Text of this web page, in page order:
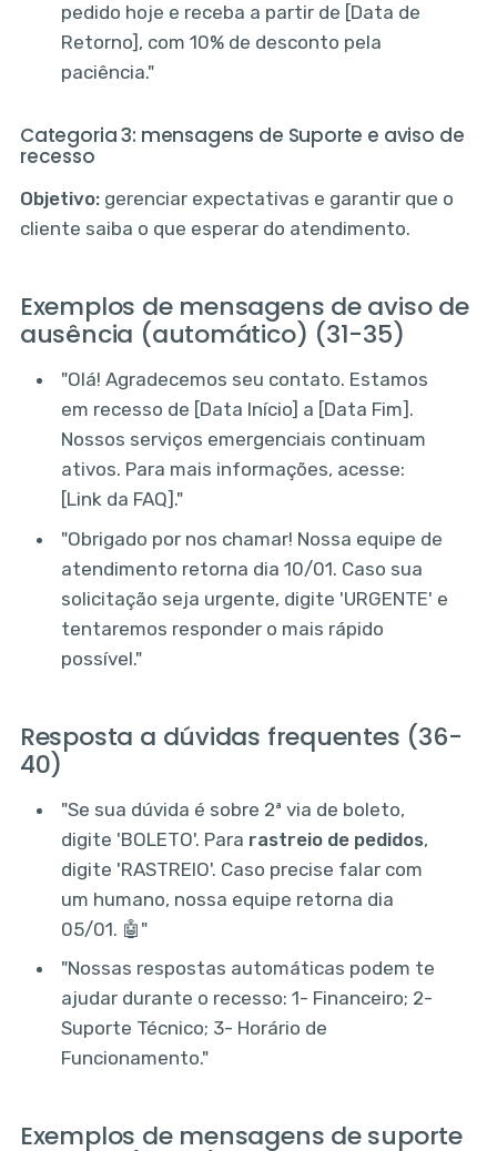
pedido hoje e receba a partir de [Data de
Retorno], com 10% de desconto pela
paciência."
Categoria 3: mensagens de Suporte e aviso de
recesso
Objetivo:gerenciar expectativas e garantir que o
cliente saiba o que esperar do atendimento.
Exemplos de mensagens de aviso de
ausência (automático) (31-35)
"Olá! Agradecemos seu contato. Estamos
em recesso de [Data Início] a [Data Fim].
Nossos serviços emergenciais continuam
ativos. Para mais informações, acesse:
[Link da FAQ]."
"Obrigado por nos chamar! Nossa equipe de
atendimento retorna dia 10/01. Caso sua
solicitação seja urgente, digite 'URGENTE' e
tentaremos responder o mais rápido
possível."
Resposta a dúvidas frequentes (36-
40)
"Se sua dúvida é sobre 2ª via de boleto,
digite 'BOLETO'. Para rastreio de pedidos,
digite 'RASTREIO'. Caso precise falar com
um humano, nossa equipe retorna dia
05/01. 🤖"
"Nossas respostas automáticas podem te
ajudar durante o recesso: 1- Financeiro; 2-
Suporte Técnico; 3- Horário de
Funcionamento."
Exemplos de mensagens de suporte